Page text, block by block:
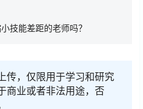
技能差距的老师吗？
传，仅限用于学习和研究
商业或者非法用途，否